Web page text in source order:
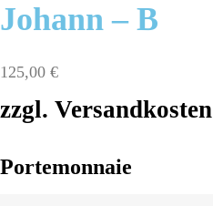
Johann – B
125,00 €
zzgl. Versandkosten
Portemonnaie